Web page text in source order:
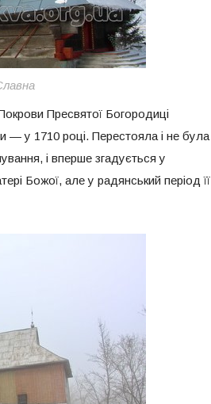
Пресвятої Богородиці
— у 1710 році. Перестояла і не була
і вперше згадується у
Божої, але у радянський період її